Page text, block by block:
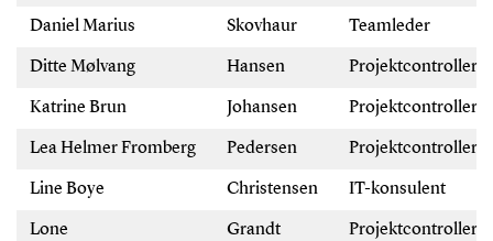
Daniel Marius Skovhaur Teamleder
Ditte Mølvang Hansen Projektcontroller
Katrine Brun Johansen Projektcontroller
Lea Helmer Fromberg Pedersen Projektcontroller-
Line Boye Christensen IT-konsulent
Lone Grandt Projektcontroller